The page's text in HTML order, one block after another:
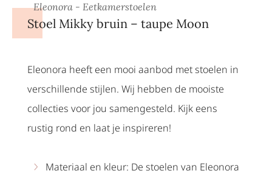
Eleonora - Eetkamerstoelen
Stoel Mikky bruin – taupe Moon
Eleonora heeft een mooi aanbod met stoelen in
verschillende stijlen. Wij hebben de mooiste
collecties voor jou samengesteld. Kijk eens
rustig rond en laat je inspireren!
Materiaal en kleur: De stoelen van Eleonora